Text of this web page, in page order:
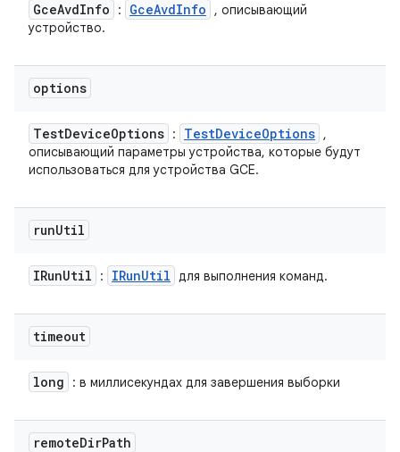
GceAvdInfo : GceAvdInfo
, описывающий
устройство.
options
TestDeviceOptions : TestDeviceOptions ,
описывающий параметры устройства, которые будут
использоваться для устройства GCE.
runUtil
IRunUtil : IRunUtil для выполнения команд.
timeout
long : в миллисекундах для завершения выборки
remoteDirPath